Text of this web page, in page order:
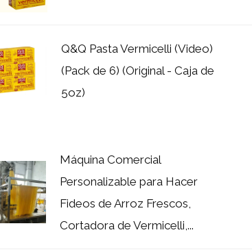
Q&Q Pasta Vermicelli (Video)
(Pack de 6) (Original - Caja de
5oz)
Máquina Comercial
Personalizable para Hacer
Fideos de Arroz Frescos,
Cortadora de Vermicelli,...